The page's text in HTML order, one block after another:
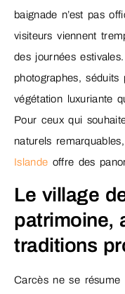
baignade n’est pas
visiteurs viennent
des journées
photographes,
végétation luxuriante
Pour ceux qui
naturels
Islande offre des
Le village
patrimoine,
traditions
Carcès ne se